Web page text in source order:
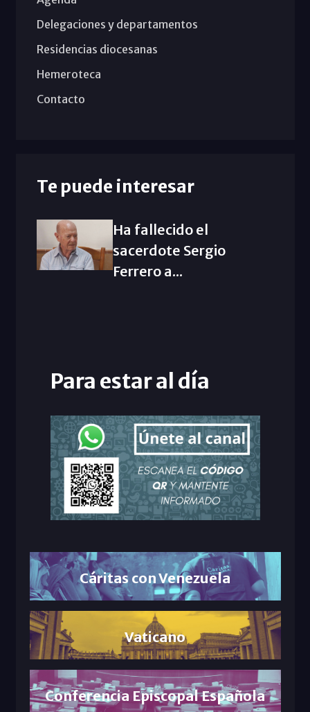
Delegaciones y departamentos
Residencias diocesanas
Hemeroteca
Contacto
Te puede interesar
Ha fallecido el
sacerdote Sergio
Ferrero a...
Para estar al día
Cáritas con Venezuela
Vaticano
Conferencia Episcopal Española